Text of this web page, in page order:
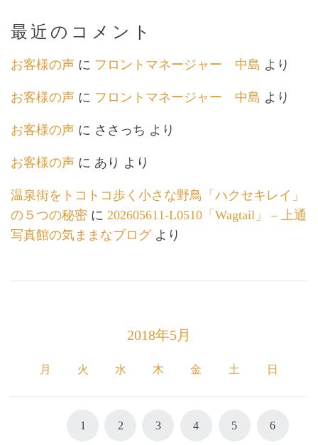
最近のコメント
お客様の声 に フロントマネージャー 中島 より
お客様の声 に フロントマネージャー 中島 より
お客様の声 に ささっち より
お客様の声 に あり より
温泉街をトコトコ歩く小さな野鳥「ハクセキレイ」
の５つの秘密 に 202605611-L0510「Wagtail」 – 上通
写真館の気ままなブログより
2018年5月
月 火 水 木 金 土 日
1 2 3 4 5 6